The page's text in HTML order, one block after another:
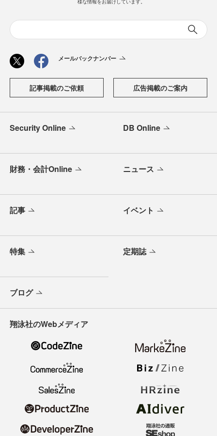
様な情報をお届けしています。
メールバックナンバー
記事掲載のご依頼 広告掲載のご案内
Security Online DB Online
財務・会計Online ニュース
記事 イベント
特集 定期誌
ブログ
翔泳社のWebメディア